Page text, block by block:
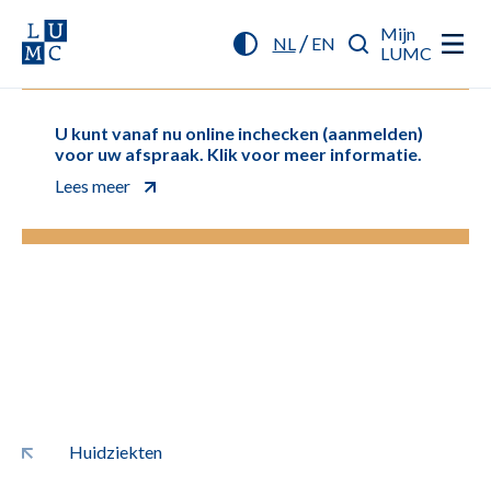
NL/ EN
Mijn
LUMC
U kunt vanaf nu online inchecken (aanmelden)
voor uw afspraak. Klik voor meer informatie.
Lees meer
Huidziekten